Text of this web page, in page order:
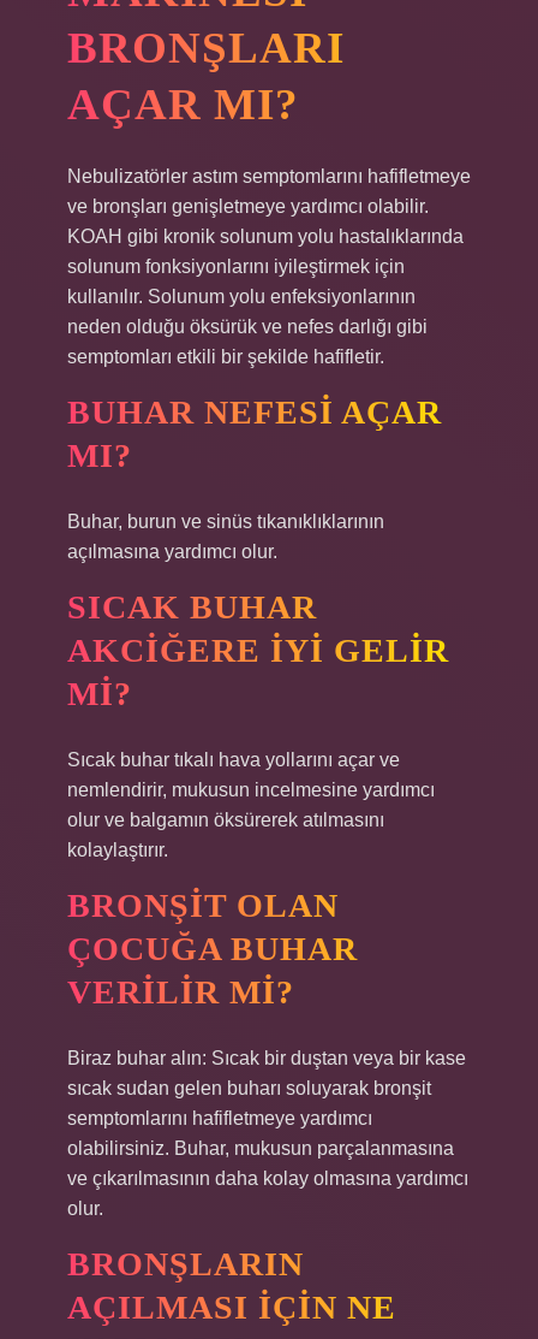
BRONŞLARI
AÇAR MI?
Nebulizatörler astım semptomlarını hafifletmeye
ve bronşları genişletmeye yardımcı olabilir.
KOAH gibi kronik solunum yolu hastalıklarında
solunum fonksiyonlarını iyileştirmek için
kullanılır. Solunum yolu enfeksiyonlarının
neden olduğu öksürük ve nefes darlığı gibi
semptomları etkili bir şekilde hafifletir.
BUHAR NEFESI AÇAR
MI?
Buhar, burun ve sinüs tıkanıklıklarının
açılmasına yardımcı olur.
SICAK BUHAR
AKCIĞERE IYI GELIR
MI?
Sıcak buhar tıkalı hava yollarını açar ve
nemlendirir, mukusun incelmesine yardımcı
olur ve balgamın öksürerek atılmasını
kolaylaştırır.
BRONŞIT OLAN
ÇOCUĞA BUHAR
VERILIR MI?
Biraz buhar alın: Sıcak bir duştan veya bir kase
sıcak sudan gelen buharı soluyarak bronşit
semptomlarını hafifletmeye yardımcı
olabilirsiniz. Buhar, mukusun parçalanmasına
ve çıkarılmasının daha kolay olmasına yardımcı
olur.
BRONŞLARIN
AÇILMASI IÇIN NE